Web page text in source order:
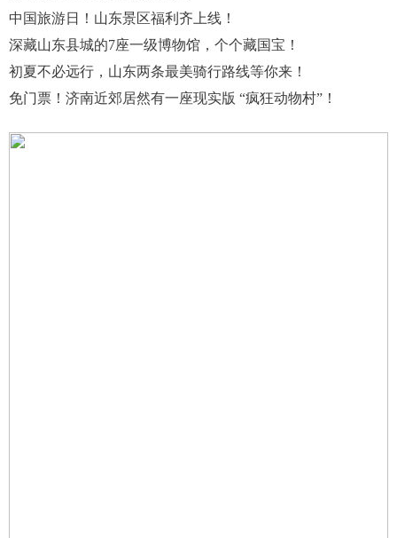
中国旅游日！山东景区福利齐上线！
深藏山东县城的7座一级博物馆，个个藏国宝！
初夏不必远行，山东两条最美骑行路线等你来！
免门票！济南近郊居然有一座现实版 “疯狂动物村”！